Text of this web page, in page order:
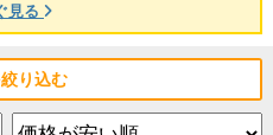
見る
り込む